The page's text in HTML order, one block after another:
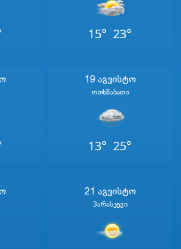
15° 23°
19 Აგვისტო
Ოთხშაბათი
13° 25°
21 Აგვისტო
Პარასკევი